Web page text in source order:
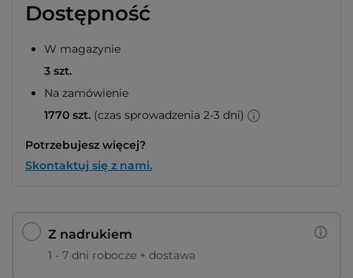
Dostępność
W magazynie
3 szt.
Na zamówienie
1770 szt. (czas sprowadzenia 2-3 dni)
Potrzebujesz więcej?
Skontaktuj się z nami.
Z nadrukiem
1 - 7 dni robocze + dostawa